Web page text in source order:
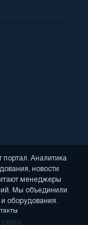
портал. Аналитика
новости
менеджеры
Мы объединили
оборудования.